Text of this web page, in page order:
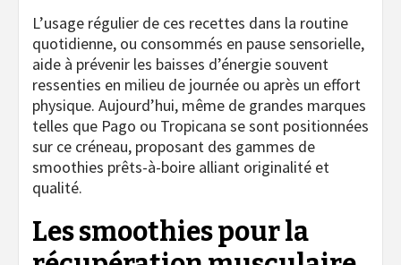
L’usage régulier de ces recettes dans la routine
quotidienne, ou consommés en pause sensorielle,
aide à prévenir les baisses d’énergie souvent
ressenties en milieu de journée ou après un effort
physique. Aujourd’hui, même de grandes marques
telles que Pago ou Tropicana se sont positionnées
sur ce créneau, proposant des gammes de
smoothies prêts-à-boire alliant originalité et
qualité.
Les smoothies pour la